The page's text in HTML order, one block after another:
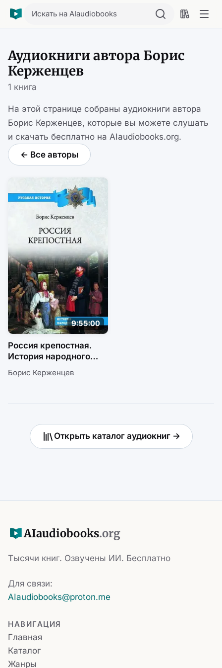
Искать на AIaudiobooks
Аудиокниги автора Борис
Керженцев
1 книга
На этой странице собраны аудиокниги автора
Борис Керженцев, которые вы можете слушать
и скачать бесплатно на AIaudiobooks.org.
← Все авторы
9:55:00
Россия крепостная.
История народного
Борис Керженцев
Открыть каталог аудиокниг →
AIaudiobooks.org
Тысячи книг. Озвучены ИИ. Бесплатно
Для связи:
AIaudiobooks@proton.me
НАВИГАЦИЯ
Главная
Каталог
Жанры